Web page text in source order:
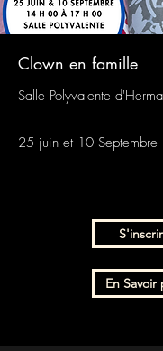
Clown en famille
Salle Polyvalente
25 juin et 10 Septembre
En Savoir